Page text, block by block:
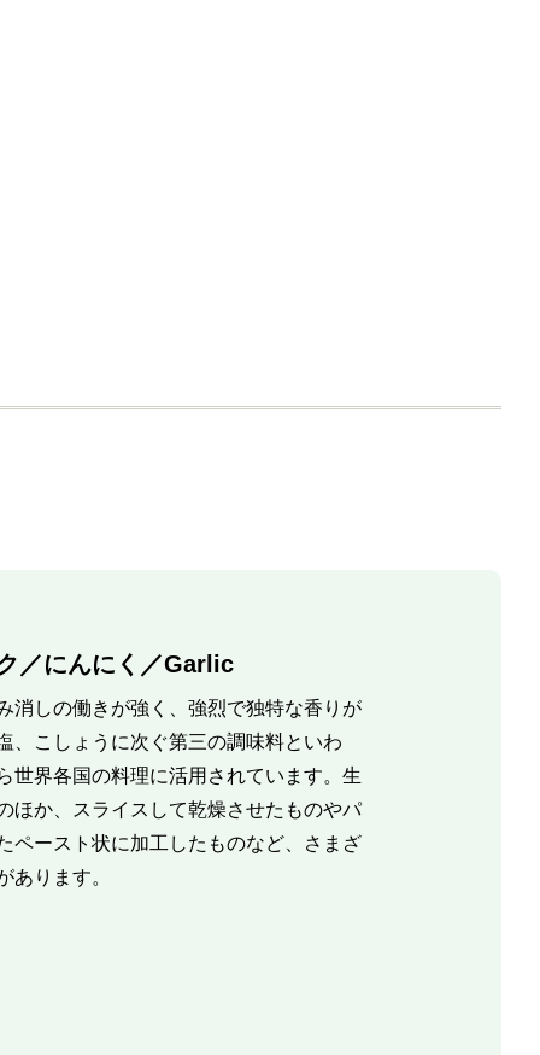
／にんにく／Garlic
消しの働きが強く、強烈で独特な香りが
、こしょうに次ぐ第三の調味料といわ
世界各国の料理に活用されています。生
ほか、スライスして乾燥させたものやパ
ペースト状に加工したものなど、さまざ
あります。